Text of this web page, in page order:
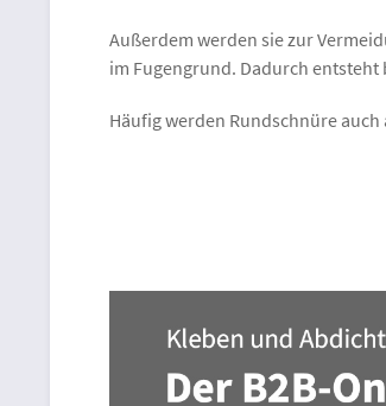
Außerdem werden sie zur
im Fugengrund. Dadurch
Häufig werden Rundschnüre